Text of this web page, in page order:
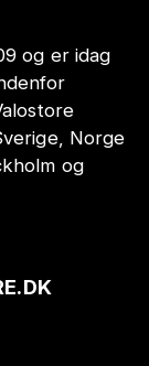
og er idag
Norge
og